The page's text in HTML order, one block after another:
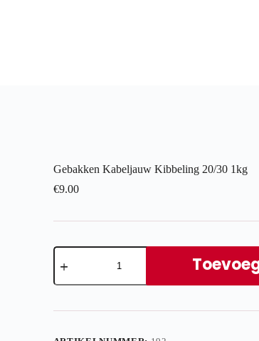
Gebakken Kabeljauw Kibbeling 20/30 1kg
€9.00
Gebakken
Kabeljauw
20/30
aantal